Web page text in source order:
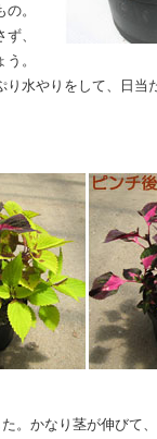
。
、
。
り水やりをして、日当
。かなり茎が伸びて